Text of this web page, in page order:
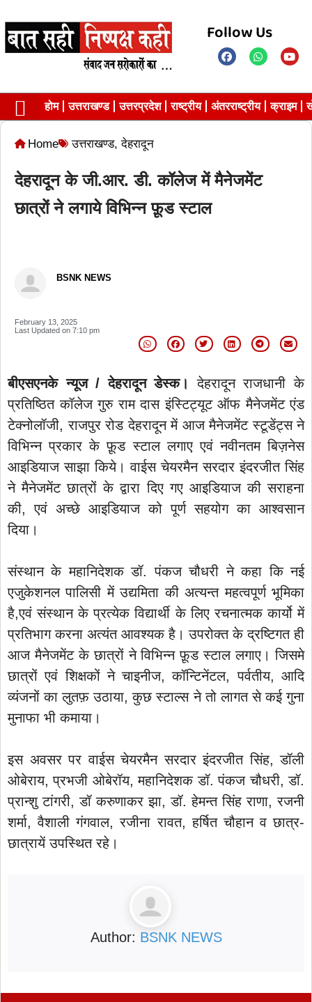
Follow Us
होम उत्तराखण्ड उत्तरप्रदेश राष्ट्रीय अंतरराष्ट्रीय क्राइम
Home उत्तराखण्ड,देहरादून
देहरादून के जी.आर. डी. कॉलेज में मैनेजमेंट
छात्रों ने लगाये विभिन्न फ़ूड स्टाल
BSNK NEWS
February 13, 2025
Last Updated on 7:10 pm
बीएसएनके न्यूज / देहरादून डेस्क।
देहरादून राजधानी के
प्रतिष्ठित कॉलेज गुरु राम दास इंस्टिट्यूट ऑफ मैनेजमेंट एंड
टेक्नोलॉजी, राजपुर रोड देहरादून में आज मैनेजमेंट स्टूडेंट्स ने
विभिन्न प्रकार के फ़ूड स्टाल लगाए एवं नवीनतम बिज़नेस
आइडियाज साझा किये। वाईस चेयरमैन सरदार इंदरजीत सिंह
ने मैनेजमेंट छात्रों के द्वारा दिए गए आइडियाज की सराहना
की, एवं अच्छे आइडियाज को पूर्ण सहयोग का आश्वसान
दिया।
संस्थान के महानिदेशक डॉ. पंकज चौधरी ने कहा कि नई
एजुकेशनल पालिसी में उद्यमिता की अत्यन्त महत्वपूर्ण भूमिका
है,एवं संस्थान के प्रत्येक विद्यार्थी के लिए रचनात्मक कार्यो में
प्रतिभाग करना अत्यंत आवश्यक है। उपरोक्त के द्रष्टिगत ही
आज मैनेजमेंट के छात्रों ने विभिन्न फ़ूड स्टाल लगाए। जिसमे
छात्रों एवं शिक्षकों ने चाइनीज, कॉन्टिनेंटल, पर्वतीय, आदि
व्यंजनों का लुतफ़ उठाया, कुछ स्टाल्स ने तो लागत से कई गुना
मुनाफा भी कमाया।
इस अवसर पर वाईस चेयरमैन सरदार इंदरजीत सिंह, डॉली
ओबेराय, प्रभजी ओबेरॉय, महानिदेशक डॉ. पंकज चौधरी, डॉ.
प्रान्शु टांगरी, डॉ करुणाकर झा, डॉ. हेमन्त सिंह राणा, रजनी
शर्मा, वैशाली गंगवाल, रजीना रावत, हर्षित चौहान व छात्र-
छात्रायें उपस्थित रहे।
Author: BSNK NEWS